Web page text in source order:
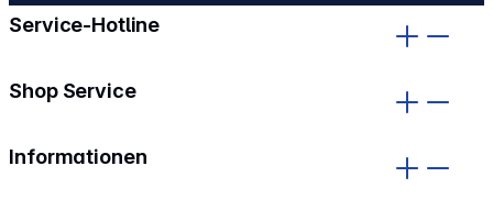
Service-Hotline
Shop Service
Informationen